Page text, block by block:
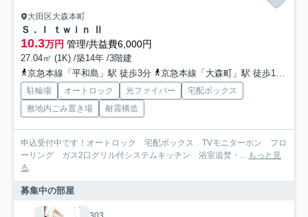
大田区大森本町
Ｓ．Ｉ ｔｗｉｎ Ⅱ
10.3万円 管理/共益費6,000円
27.04㎡ (1K) /築14年 /3階建
京急本線「平和島」駅 徒歩3分
京急本線「大森町」駅 徒歩12分
駐輪場 オートロック 光ファイバー
宅配ボックス
敷地内ごみ置き場
耐震構造
申込受付中です！オートロック 宅配ボックス TVモニターホン フロ
ーリング ガス2口グリル付システムキッチン 浴室追焚・... もっと見
る
募集中の部屋